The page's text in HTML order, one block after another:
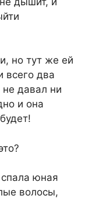
но тут же ей
всего два
давал ни
и она
юная
волосы,